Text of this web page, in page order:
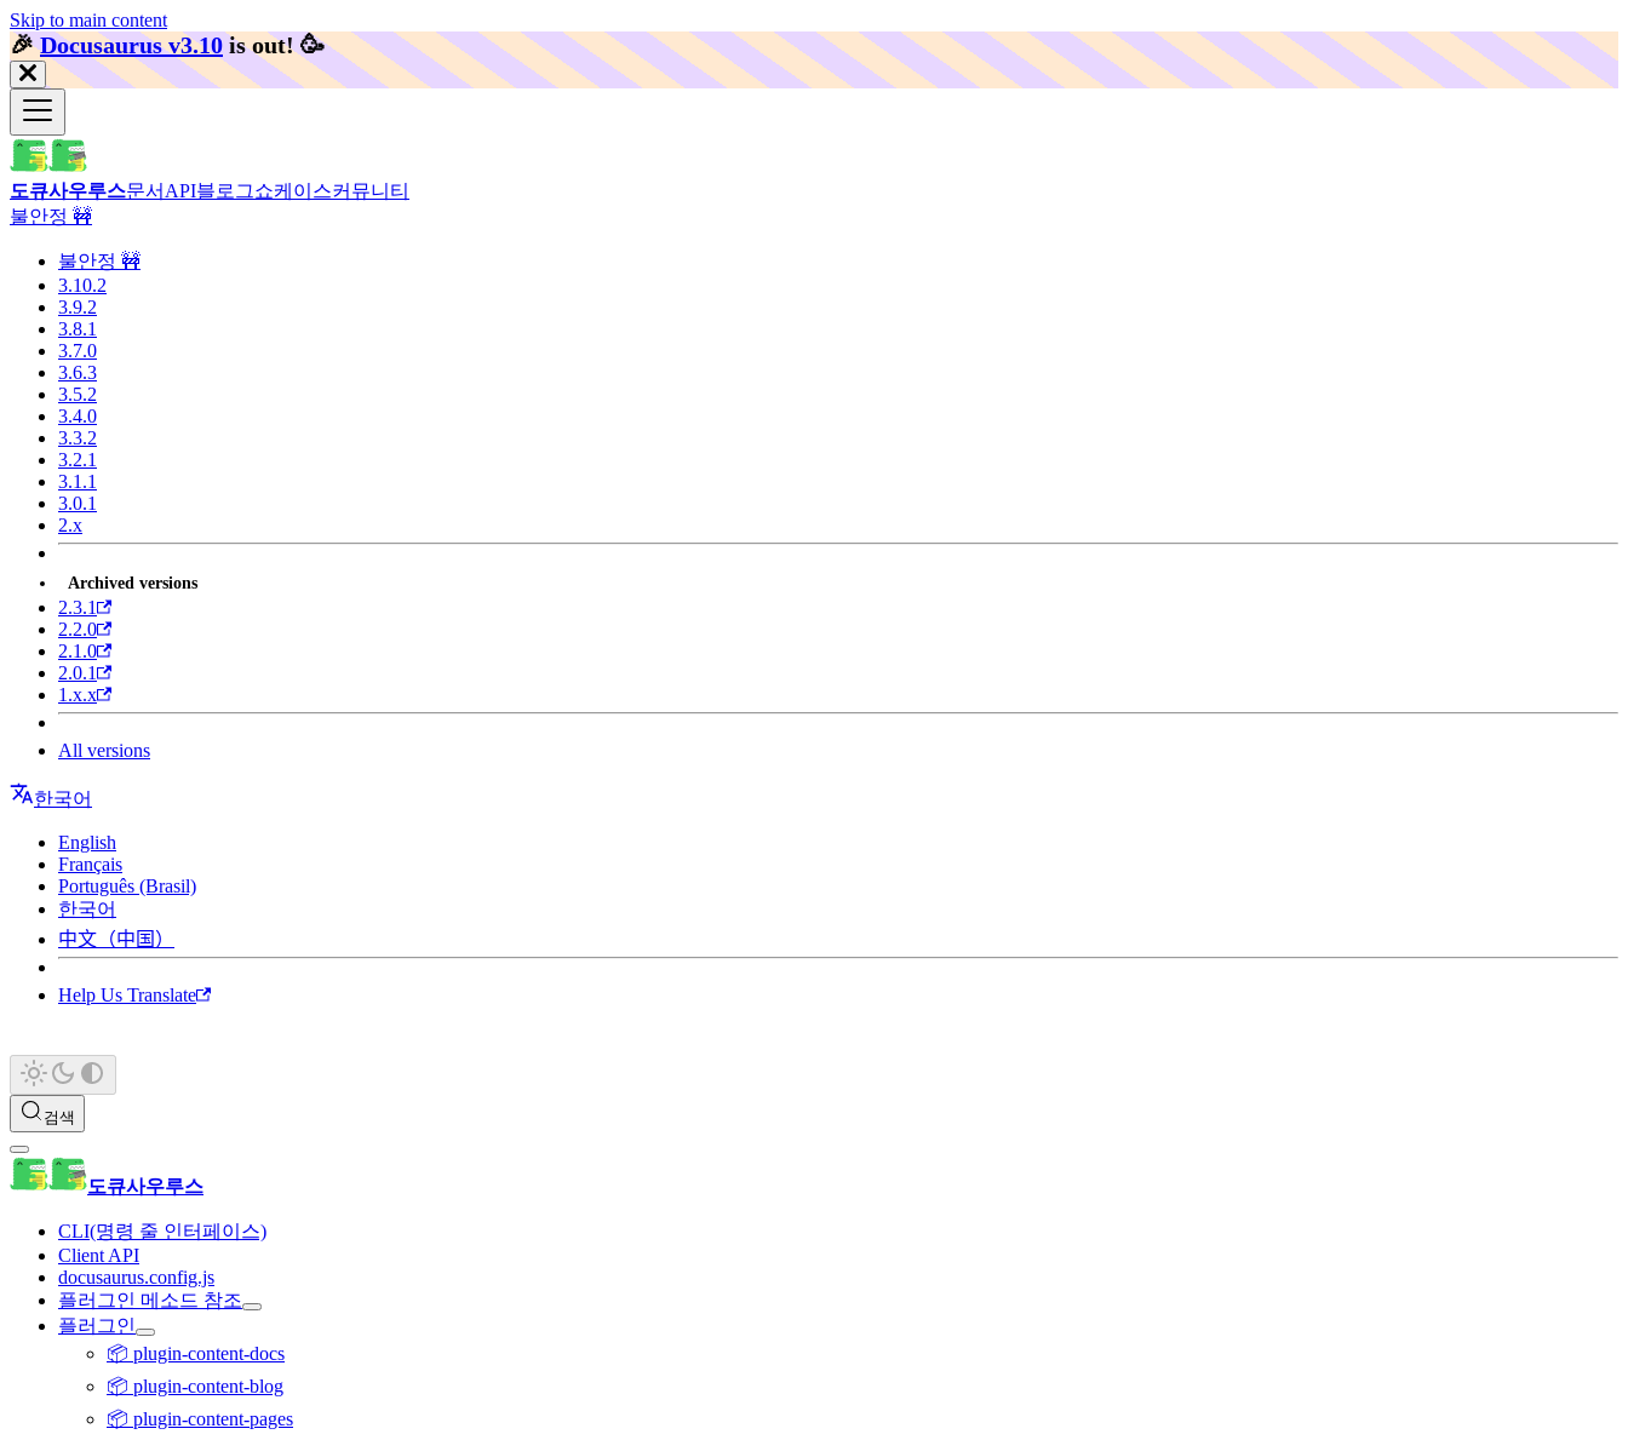
Skip to main content
🎉️Docusaurus v3.10 is out! 🥳️
도큐사우루스문서 API블로그쇼케이스커뮤니티
불안정 🚧
불안정 🚧
3.10.2
3.9.2
3.8.1
3.7.0
3.6.3
3.5.2
3.4.0
3.3.2
3.2.1
3.1.1
3.0.1
2.x
Archived versions
2.3.1
2.2.0
2.1.0
2.0.1
1.x.x
All versions
한국어
English
Français
Português (Brasil)
한국어
中文（中国）
Help Us Translate
검색
도큐사우루스
CLI(명령 줄 인터페이스)
Client API
docusaurus.config.js
플러그인 메소드 참조
플러그인
📦 plugin-content-docs
📦 plugin-content-blog
📦 plugin-content-pages